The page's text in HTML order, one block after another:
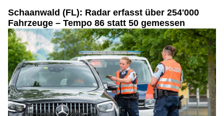
Schaanwald (FL): Radar erfasst über 254'000
Fahrzeuge – Tempo 86 statt 50 gemessen